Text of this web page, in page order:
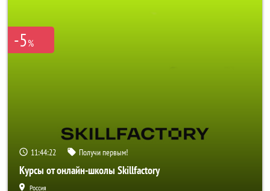
-5%
11:44:20 Получи первым!
Курсы от онлайн-школы Skillfactory
Россия